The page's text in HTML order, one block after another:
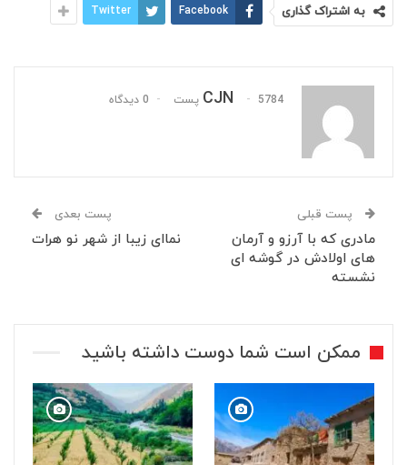
به اشتراک گذاری Facebook
Twitter
CJN 5784 پست 0 دیدگاه
پست قبلی
مادری که با آرزو و آرمان
های اولادش در گوشه ای
نشسته
پست بعدی
نماای زیبا از شهر نو هرات
ممکن است شما دوست داشته باشید